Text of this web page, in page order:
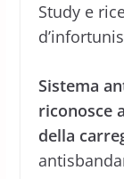
Study e
Sistema
riconosce
della